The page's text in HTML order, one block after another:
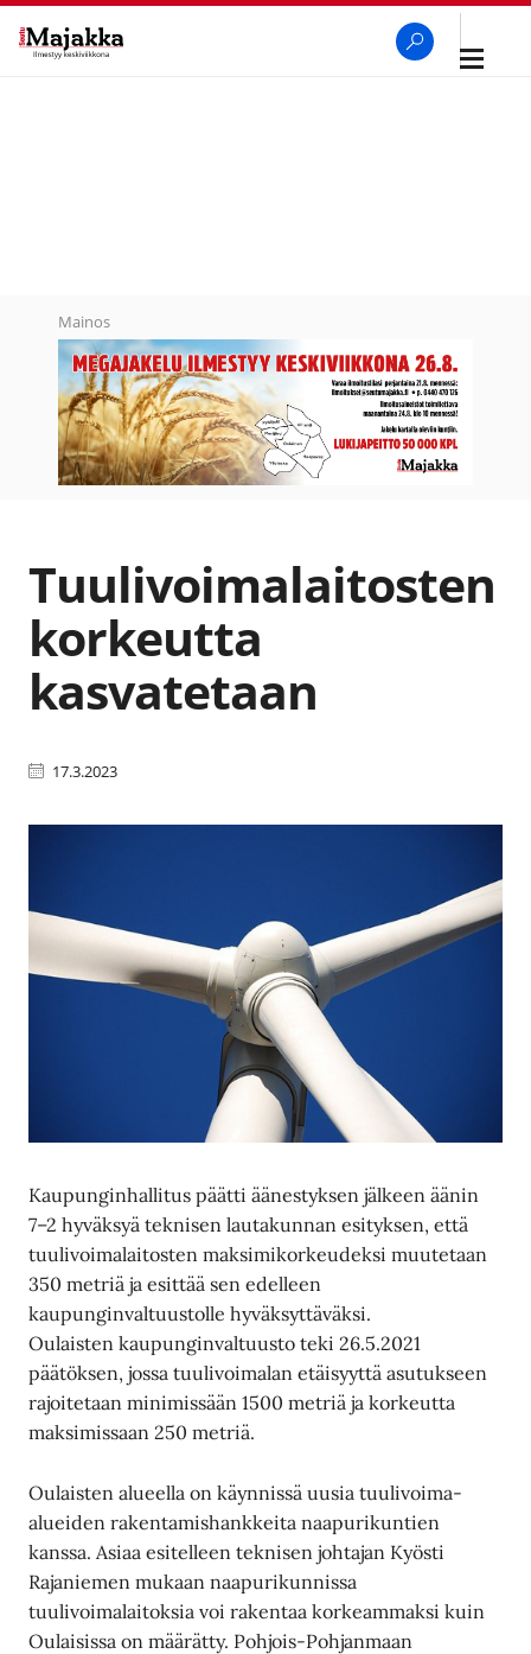
Avaa
Mainos
Tuulivoimalaitosten
korkeutta
kasvatetaan
17.3.2023
Kaupunginhallitus päätti äänestyksen jälkeen äänin
7–2 hyväksyä teknisen lautakunnan esityksen, että
tuulivoimalaitosten maksimikorkeudeksi muutetaan
350 metriä ja esittää sen edelleen
kaupunginvaltuustolle hyväksyttäväksi.
Oulaisten kaupunginvaltuusto teki 26.5.2021
päätöksen, jossa tuulivoimalan etäisyyttä asutukseen
rajoitetaan minimissään 1500 metriä ja korkeutta
maksimissaan 250 metriä.
Oulaisten alueella on käynnissä uusia tuulivoima-
alueiden rakentamishankkeita naapurikuntien
kanssa. Asiaa esitelleen teknisen johtajan Kyösti
Rajaniemen mukaan naapurikunnissa
tuulivoimalaitoksia voi rakentaa korkeammaksi kuin
Oulaisissa on määrätty. Pohjois-Pohjanmaan